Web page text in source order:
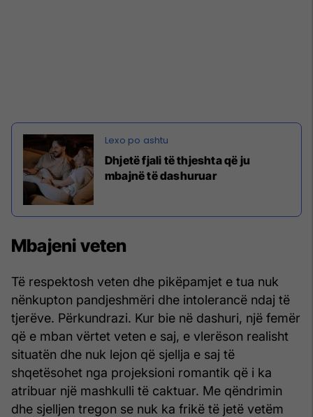
Dhjetë fjali të thjeshta që ju
mbajnë të dashuruar
Mbajeni veten
Të respektosh veten dhe pikëpamjet e tua nuk
nënkupton pandjeshmëri dhe intolerancë ndaj të
tjerëve. Përkundrazi. Kur bie në dashuri, një femër
që e mban vërtet veten e saj, e vlerëson realisht
situatën dhe nuk lejon që sjellja e saj të
shqetësohet nga projeksioni romantik që i ka
atribuar një mashkulli të caktuar. Me qëndrimin
dhe sjelljen tregon se nuk ka frikë të jetë vetëm